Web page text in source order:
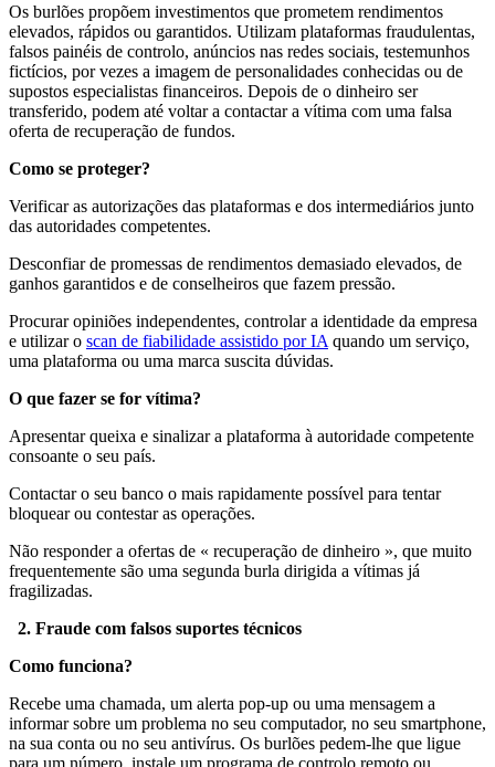
Os burlões propõem investimentos que prometem rendimentos
elevados, rápidos ou garantidos. Utilizam plataformas fraudulentas,
falsos painéis de controlo, anúncios nas redes sociais, testemunhos
fictícios, por vezes a imagem de personalidades conhecidas ou de
supostos especialistas financeiros. Depois de o dinheiro ser
transferido, podem até voltar a contactar a vítima com uma falsa
oferta de recuperação de fundos.
Como se proteger?
Verificar as autorizações das plataformas e dos intermediários junto
das autoridades competentes.
Desconfiar de promessas de rendimentos demasiado elevados, de
ganhos garantidos e de conselheiros que fazem pressão.
Procurar opiniões independentes, controlar a identidade da empresa
e utilizar o scan de fiabilidade assistido por IA quando um serviço,
uma plataforma ou uma marca suscita dúvidas.
O que fazer se for vítima?
Apresentar queixa e sinalizar a plataforma à autoridade competente
consoante o seu país.
Contactar o seu banco o mais rapidamente possível para tentar
bloquear ou contestar as operações.
Não responder a ofertas de « recuperação de dinheiro », que muito
frequentemente são uma segunda burla dirigida a vítimas já
fragilizadas.
2. Fraude com falsos suportes técnicos
Como funciona?
Recebe uma chamada, um alerta pop-up ou uma mensagem a
informar sobre um problema no seu computador, no seu smartphone,
na sua conta ou no seu antivírus. Os burlões pedem-lhe que ligue
para um número, instale um programa de controlo remoto ou